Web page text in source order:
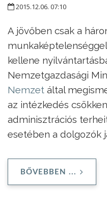
2015.12.06. 07:10
A jövőben csak a
kellene
Nemzetgazdasági
Nemzet által
az intézkedés
adminisztrációs
esetében a dolgozók
BŐVEBBEN ...